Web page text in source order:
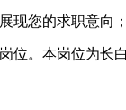
现您的求职意向
位。本岗位为长